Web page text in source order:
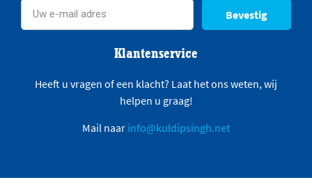
Bevestig
Klantenservice
Heeft u vragen of een klacht? Laat het ons weten, wij
helpen u graag!
Mail naar info@kuldipsingh.net